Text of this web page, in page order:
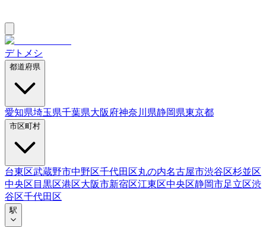
デトメシ
都道府県
愛知県埼玉県千葉県大阪府神奈川県静岡県東京都
市区町村
台東区武蔵野市中野区千代田区丸の内名古屋市渋谷区杉並区
中央区 目黒区港区大阪市新宿区江東区中央区静岡市足立区渋
谷区千代田区
駅